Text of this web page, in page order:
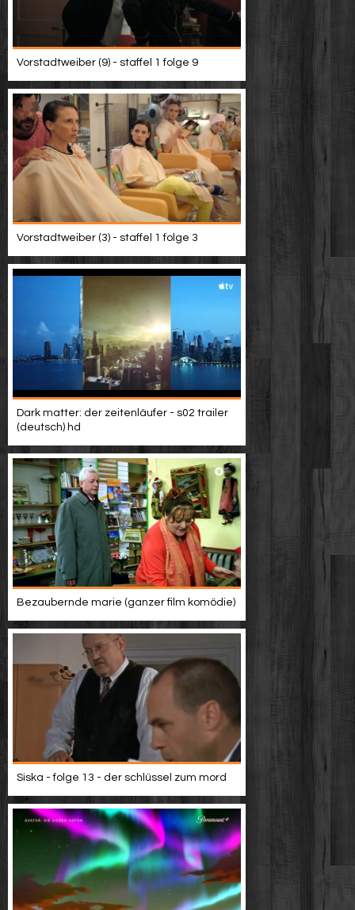
Vorstadtweiber (9) - staffel 1 folge 9
Vorstadtweiber (3) - staffel 1 folge 3
Dark matter: der zeitenläufer - s02 trailer
(deutsch) hd
Bezaubernde marie (ganzer film komödie)
Siska - folge 13 - der schlüssel zum mord